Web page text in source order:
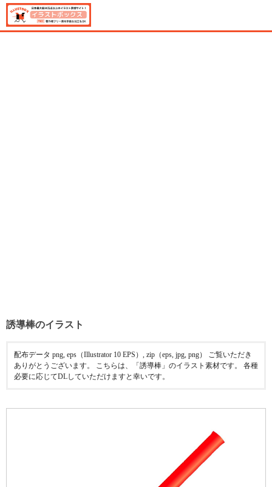
誘導棒のイラスト
配布データ png, eps（Illustrator 10 EPS）, zip（eps, jpg, png） ご覧いただき
ありがとうございます。 こちらは、「誘導棒」のイラスト素材です。 各種
必要に応じてDLしていただけますと幸いです。